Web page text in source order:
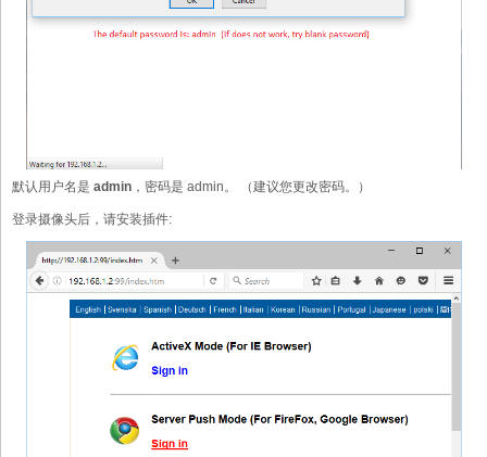
默认用户名是 admin ，密码是 admin。 （建议您更改密码。）
登录摄像头后，请安装插件: